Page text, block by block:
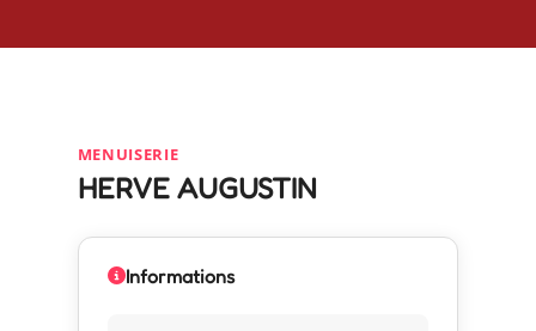
MENUISERIE
HERVE AUGUSTIN
Informations